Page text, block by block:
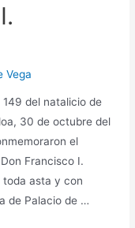
Vega
del natalicio de
30 de octubre del
el
Francisco I.
toda asta y con
de Palacio de …